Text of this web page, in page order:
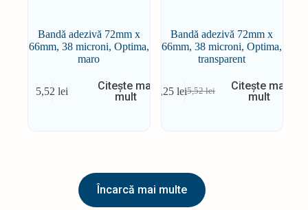
Bandă adezivă 72mm x
66mm, 38 microni, Optima,
maro
5,52 lei
Citește mai
mult
Bandă adezivă 72mm x
66mm, 38 microni, Optima,
transparent
5,52lei
Prețul
5,25 leiPrețul
Citește mai
mult
Încarcă mai multe